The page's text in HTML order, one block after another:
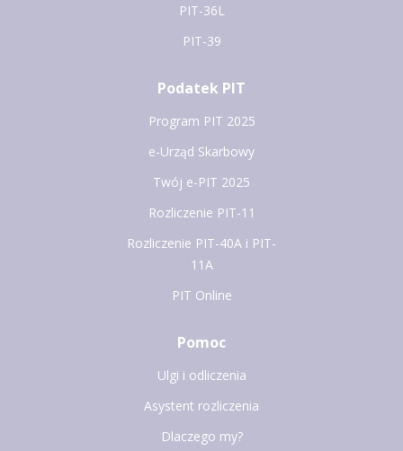
PIT-36L
PIT-39
Podatek PIT
Program PIT 2025
e-Urząd Skarbowy
Twój e-PIT 2025
Rozliczenie PIT-11
Rozliczenie PIT-40A i PIT-
11A
PIT Online
Pomoc
Ulgi i odliczenia
Asystent rozliczenia
Dlaczego my?